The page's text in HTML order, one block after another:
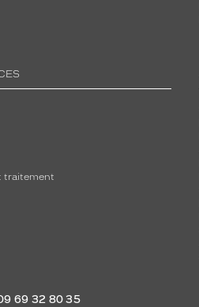
traitement
69 32 80 35